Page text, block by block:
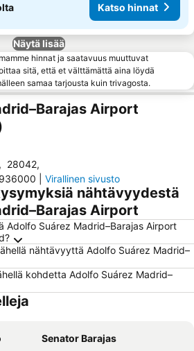
Katso hinnat
Näytä lisää
hinnat ja saatavuus muuttuvat
sitä, että et välttämättä aina löydä
samaa tarjousta kuin trivagosta.
Airport
, 28042,
Virallinen sivusto
nähtävyydestä
Airport
Adolfo Suárez Madrid–Barajas Airport
nähtävyyttä Adolfo Suárez Madrid–
kohdetta Adolfo Suárez Madrid–
Senator Barajas